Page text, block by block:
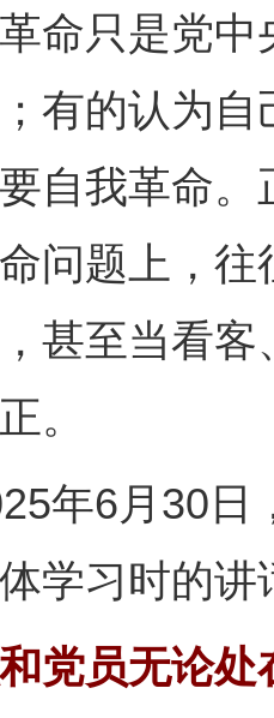
命只是党
有的认为
自我革命
问题上，
甚至当看
。
6月30日，
学习时的讲
员无论处